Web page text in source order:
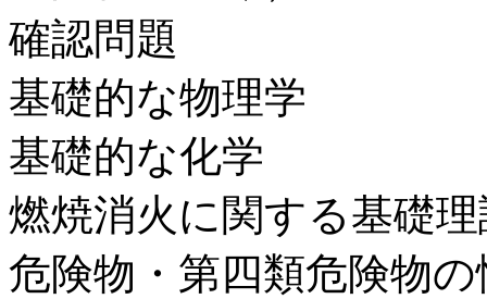
確認問題
基礎的な物理学
基礎的な化学
燃焼消火に関する基礎
危険物・第四類危険物